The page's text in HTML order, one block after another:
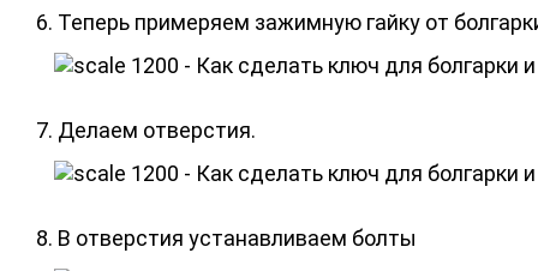
6. Теперь примеряем зажимную гайку от
7. Делаем отверстия.
8. В отверстия устанавливаем болты